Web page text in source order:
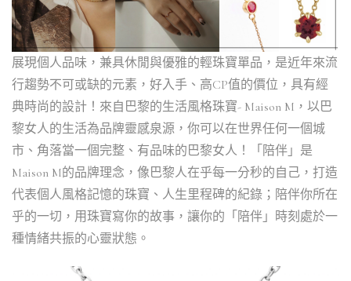
展現個人品味，兼具休閒與優雅的輕珠寶單品，是近年來流
行趨勢不可或缺的元素，好入手、高CP值的價位，具有經
典時尚的設計！來自巴黎的生活風格珠寶- Maison M，以巴
黎女人的生活為品牌靈感泉源，你可以在世界任何一個城
市、角落當一個完整、有品味的巴黎女人！「陪伴」是
Maison M的品牌理念，像巴黎人在乎每一分秒的自己，打造
代表個人風格記憶的珠寶、人生里程碑的紀錄；陪伴你所在
乎的一切，用珠寶寫你的故事，讓你的「陪伴」時刻處於一
種情緒共振的心靈狀態。